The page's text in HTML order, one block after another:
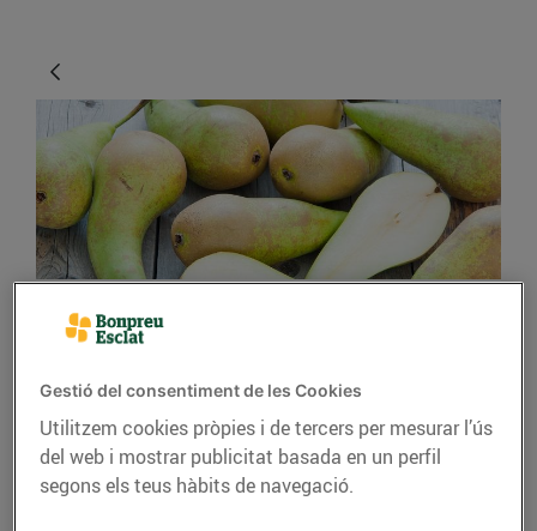
CONSELLS I HÀBITS SALUDABLES
Les peres, de Lleida
06/d’agost/2019
Gestió del consentiment de les Cookies
Utilitzem cookies pròpies i de tercers per mesurar l’ús
del web i mostrar publicitat basada en un perfil
segons els teus hàbits de navegació.